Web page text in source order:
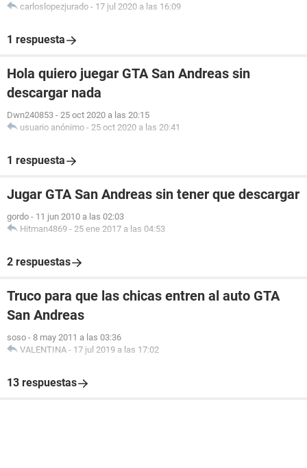
carloslopezjurado - 17 jul 2020 a las 16:09
1 respuesta
Hola quiero juegar GTA San Andreas sin
descargar nada
Dwn240853 - 25 oct 2020 a las 20:15
usuario anónimo - 25 oct 2020 a las 20:41
1 respuesta
Jugar GTA San Andreas sin tener que descargar
gordo - 11 jun 2010 a las 02:03
Hitman4869 - 25 ene 2017 a las 04:53
2 respuestas
Truco para que las chicas entren al auto GTA
San Andreas
soso - 8 may 2011 a las 03:36
VALENTINA - 17 jul 2019 a las 17:02
13 respuestas